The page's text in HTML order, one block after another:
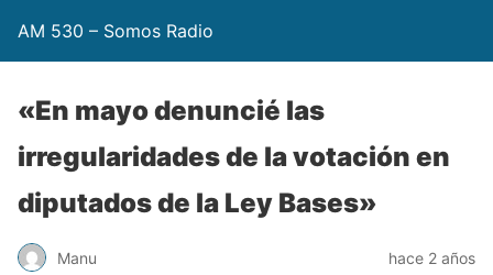
AM 530 – Somos Radio
«En mayo denuncié las
irregularidades de la votación en
diputados de la Ley Bases»
Manu hace 2 años